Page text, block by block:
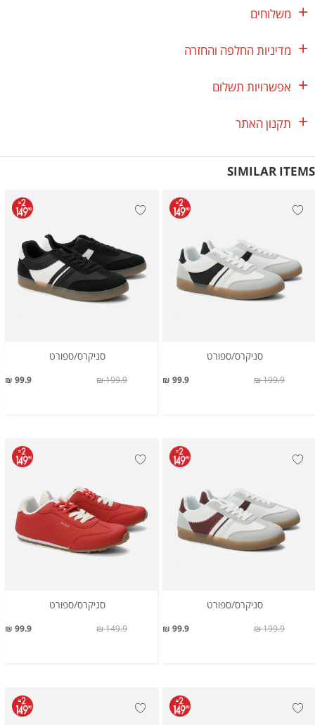
משלוחים
מדיניות החלפה והחזרה
אפשרויות תשלום
תקנון האתר
SIMILAR ITEMS
סניקרס/ספורט
99.9 ₪ 199.9 ₪
סניקרס/ספורט
99.9 ₪ 199.9 ₪
סניקרס/ספורט
99.9 ₪ 199.9 ₪
סניקרס/ספורט
99.9 ₪ 149.9 ₪